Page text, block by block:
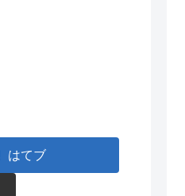
はてブ